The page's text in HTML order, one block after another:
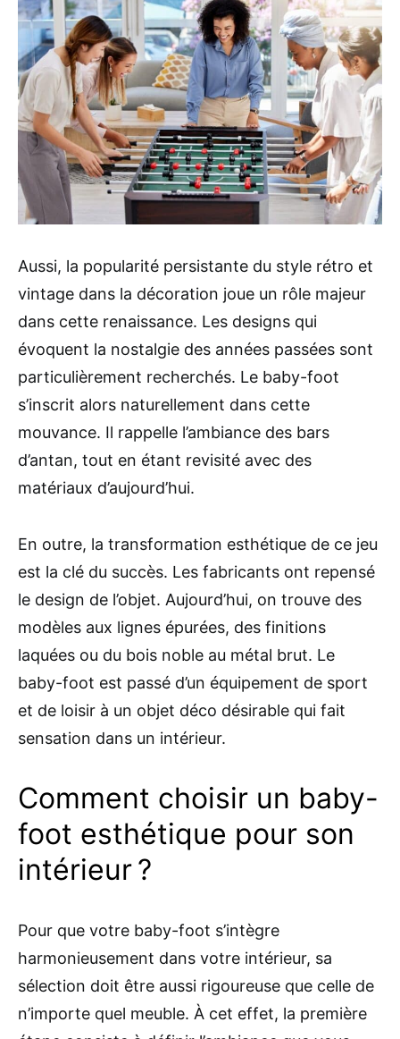
Aussi, la popularité persistante du style rétro et
vintage dans la décoration joue un rôle majeur
dans cette renaissance. Les designs qui
évoquent la nostalgie des années passées sont
particulièrement recherchés. Le baby-foot
s’inscrit alors naturellement dans cette
mouvance. Il rappelle l’ambiance des bars
d’antan, tout en étant revisité avec des
matériaux d’aujourd’hui.
En outre, la transformation esthétique de ce jeu
est la clé du succès. Les fabricants ont repensé
le design de l’objet. Aujourd’hui, on trouve des
modèles aux lignes épurées, des finitions
laquées ou du bois noble au métal brut. Le
baby-foot est passé d’un équipement de sport
et de loisir à un objet déco désirable qui fait
sensation dans un intérieur.
Comment choisir un baby-
foot esthétique pour son
intérieur ?
Pour que votre baby-foot s’intègre
harmonieusement dans votre intérieur, sa
sélection doit être aussi rigoureuse que celle de
n’importe quel meuble. À cet effet, la première